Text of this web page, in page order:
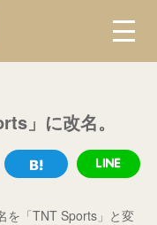
」に改名。
を「TNT Sports」と変